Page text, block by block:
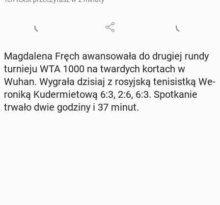
Mag­da­le­na Fręch awan­so­wa­ła do drugiej rundy
tur­nie­ju WTA 1000 na twar­dych kortach w
Wuhan. Wygrała dzisiaj z ro­syj­ską te­ni­sist­ką We­
ro­ni­ką Ku­der­mie­to­wą 6:3, 2:6, 6:3. Spo­tka­nie
trwało dwie godziny i 37 minut.